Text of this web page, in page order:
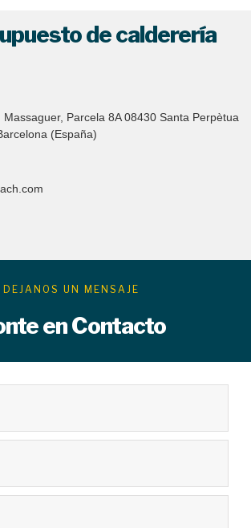
de calderería
Massaguer, Parcela 8A 08430 Santa Perpètua
(España)
DEJANOS UN MENSAJE
en Contacto